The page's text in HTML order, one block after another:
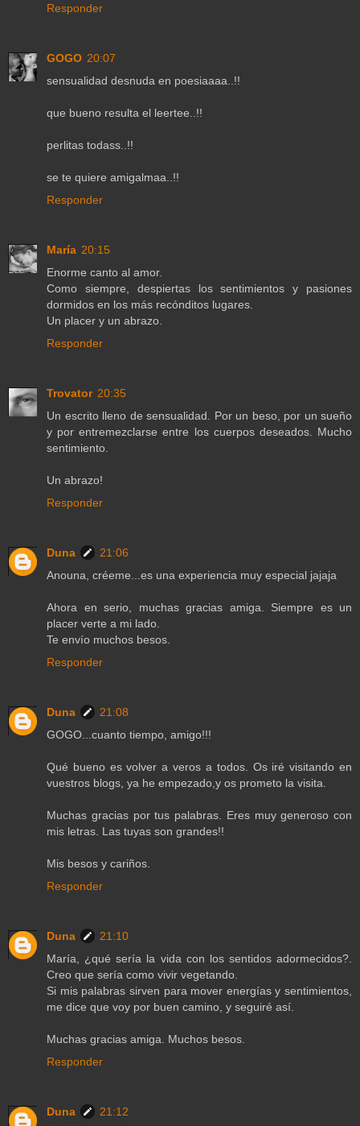
Responder
GOGO 20:07
sensualidad desnuda en poesiaaaa..!!
que bueno resulta el leertee..!!
perlitas todass..!!
se te quiere amigalmaa..!!
Responder
María 20:15
Enorme canto al amor.
Como siempre, despiertas los sentimientos y pasiones
dormidos en los más recónditos lugares.
Un placer y un abrazo.
Responder
Trovator 20:35
Un escrito lleno de sensualidad. Por un beso, por un sueño
y por entremezclarse entre los cuerpos deseados. Mucho
sentimiento.
Un abrazo!
Responder
Duna
21:06
Anouna, créeme...es una experiencia muy especial jajaja
Ahora en serio, muchas gracias amiga. Siempre es un
placer verte a mi lado.
Te envío muchos besos.
Responder
Duna
21:08
GOGO...cuanto tiempo, amigo!!!
Qué bueno es volver a veros a todos. Os iré visitando en
vuestros blogs, ya he empezado,y os prometo la visita.
Muchas gracias por tus palabras. Eres muy generoso con
mis letras. Las tuyas son grandes!!
Mis besos y cariños.
Responder
Duna
21:10
María, ¿qué sería la vida con los sentidos adormecidos?.
Creo que sería como vivir vegetando.
Si mis palabras sirven para mover energías y sentimientos,
me dice que voy por buen camino, y seguiré así.
Muchas gracias amiga. Muchos besos.
Responder
Duna
21:12